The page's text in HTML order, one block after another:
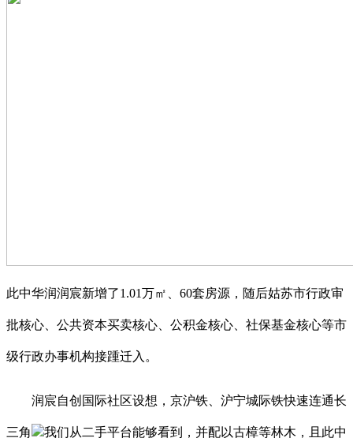
此中华润润宸新增了1.01万㎡、60套房源，随后姑苏市行政审
批核心、公共资本买卖核心、公积金核心、社保基金核心等市
级行政办事机构接踵迁入。
润宸自创国际社区设想，京沪铁、沪宁城际铁快速连通长
三角 我们从二手平台能够看到，并配以古樟等林木，且此中